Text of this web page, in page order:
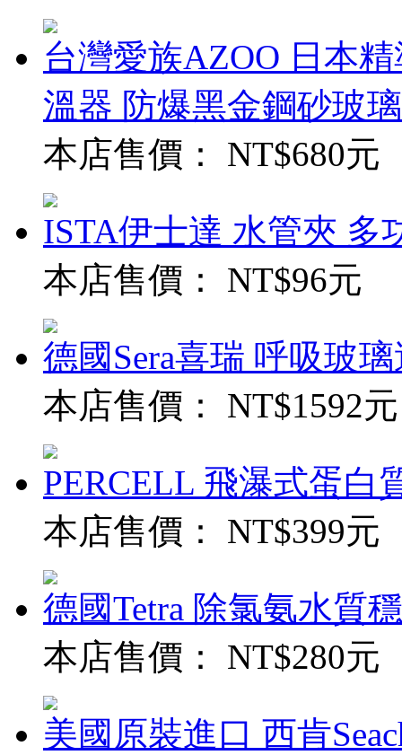
台灣愛族AZOO 日本
溫器 防爆黑金鋼砂玻璃
本店售價： NT$680元
ISTA伊士達 水管夾 多
本店售價： NT$96元
德國Sera喜瑞 呼吸玻
本店售價： NT$1592元
PERCELL 飛瀑式蛋白
本店售價： NT$399元
德國Tetra 除氯氨水質
本店售價： NT$280元
美國原裝進口 西肯